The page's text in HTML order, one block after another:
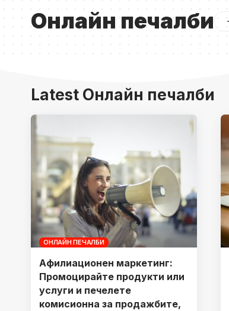
Онлайн печалби
Latest Онлайн печалби
ОНЛАЙН ПЕЧАЛБИ
Афилиационен маркетинг:
Промоцирайте продукти или
услуги и печелете
комисионна за продажбите,